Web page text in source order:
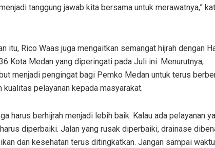
tanggung jawab kita bersama untuk merawatnya,”
itu, Rico Waas juga mengaitkan semangat hijrah dengan
Kota Medan yang diperingati pada Juli ini. Menurutnya,
menjadi pengingat bagi Pemko Medan untuk terus
kualitas pelayanan kepada masyarakat.
harus berhijrah menjadi lebih baik. Kalau ada pelayanan
diperbaiki. Jalan yang rusak diperbaiki, drainase
dan kesehatan terus ditingkatkan. Jangan sampai waktu